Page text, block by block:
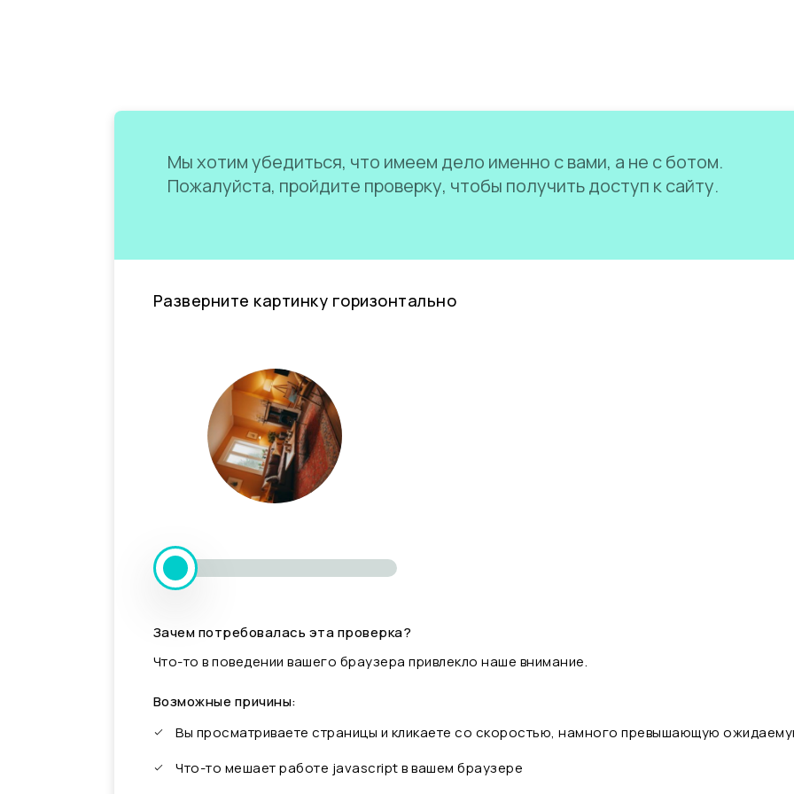
Мы хотим убедиться, что имеем дело именно с вами, а не с ботом.
Пожалуйста, пройдите проверку, чтобы получить доступ к сайту.
Разверните картинку горизонтально
Зачем потребовалась эта проверка?
Что-то в поведении вашего браузера привлекло наше внимание.
Возможные причины:
Вы просматриваете страницы и кликаете со скоростью, намного превышающую
Что-то мешает работе javascript в вашем браузере